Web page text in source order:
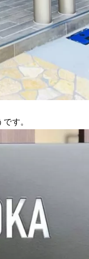
す。